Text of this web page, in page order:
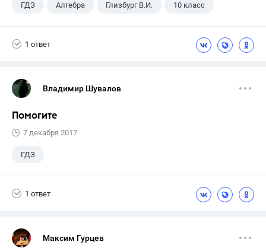
ГДЗ Алгебра Глизбург В.И. 10 класс
1 ответ
Владимир Шувалов
Помогите
7 декабря 2017
ГДЗ
1 ответ
Максим Гурцев